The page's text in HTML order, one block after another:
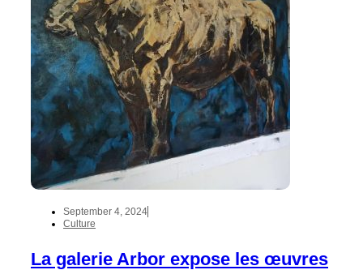
September 4, 2024
Culture
La galerie Arbor expose les œuvres